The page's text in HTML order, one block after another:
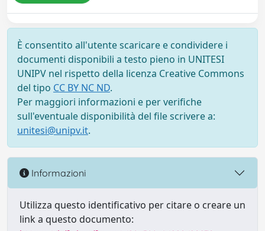
È consentito all'utente scaricare e condividere i
documenti disponibili a testo pieno in UNITESI
UNIPV nel rispetto della licenza Creative Commons
del tipo CC BY NC ND.
Per maggiori informazioni e per verifiche
sull'eventuale disponibilità del file scrivere a:
unitesi@unipv.it.
Informazioni
Utilizza questo identificativo per citare o creare un
link a questo documento: